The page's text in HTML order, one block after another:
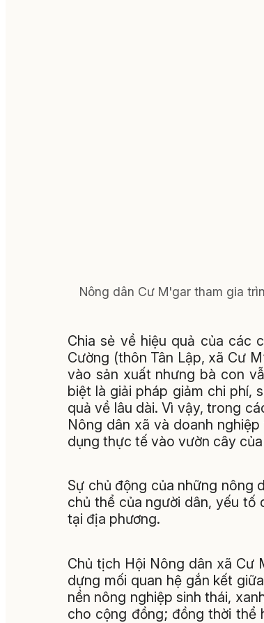
Nông dân Cư M'gar tham gia
Chia sẻ về hiệu quả của các
Cường (thôn Tân Lập, xã Cư
vào sản xuất nhưng bà con
biệt là giải pháp giảm chi phí,
quả về lâu dài. Vì vậy, trong
Nông dân xã và doanh
dụng thực tế vào vườn cây
Sự chủ động của những nông
chủ thể của người dân, yếu tố
tại địa phương.
Chủ tịch Hội Nông dân xã
dựng mối quan hệ gắn kết
nền nông nghiệp sinh thái,
cho cộng đồng; đồng thời thể